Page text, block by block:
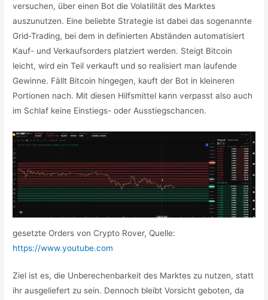
versuchen, über einen Bot die Volatilität des Marktes
auszunutzen. Eine beliebte Strategie ist dabei das sogenannte
Grid-Trading, bei dem in definierten Abständen automatisiert
Kauf- und Verkaufsorders platziert werden. Steigt Bitcoin
leicht, wird ein Teil verkauft und so realisiert man laufende
Gewinne. Fällt Bitcoin hingegen, kauft der Bot in kleineren
Portionen nach. Mit diesen Hilfsmittel kann verpasst also auch
im Schlaf keine Einstiegs- oder Ausstiegschancen.
gesetzte Orders von Crypto Rover, Quelle:
https://www.youtube.com
Ziel ist es, die Unberechenbarkeit des Marktes zu nutzen, statt
ihr ausgeliefert zu sein. Dennoch bleibt Vorsicht geboten, da